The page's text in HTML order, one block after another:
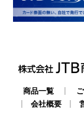
商品一覧
会社概要